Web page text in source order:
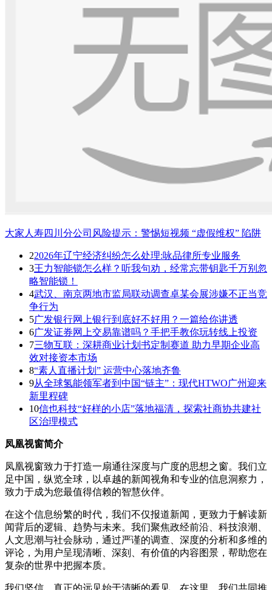
大家人寿四川分公司风险提示：警惕短视频 “虚假维权” 陷阱
22026年辽宁经济纠纷怎么处理:咏品律所专业服务
3王力智能锁怎么样？听我句劝，经常忘带钥匙千万别忽
略智能锁！
4武汉、南京两地市监局联动调查卓某会展涉嫌不正当竞
争行为
5广发银行网上银行到底好不好用？一篇给你讲透
6广发证券网上交易靠谱吗？手把手教你玩转线上投资
7三物互联：深耕商业计划书定制赛道 助力早期企业高
效对接资本市场
8“素人直播计划” 运营中心落地齐鲁
9从全球氢能领军者到中国“链主”：现代HTWO广州迎来
新里程碑
10信也科技“好样的小店”落地福清，探索社商协共建社
区治理模式
凤凰视窗简介
凤凰视窗致力于打造一扇通往深度与广度的思想之窗。我们立
足中国，纵览全球，以卓越的新闻视角和专业的信息洞察力，
致力于成为您最值得信赖的智慧伙伴。
在这个信息纷繁的时代，我们不仅报道新闻，更致力于解读新
闻背后的逻辑、趋势与未来。我们聚焦政经前沿、科技浪潮、
人文思潮与社会脉动，通过严谨的调查、深度的分析和多维的
评论，为用户呈现清晰、深刻、有价值的内容图景，帮助您在
复杂的世界中把握本质。
我们坚信，真正的远见始于清晰的看见。在这里，我们共同推